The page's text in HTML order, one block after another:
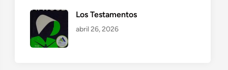
Los Testamentos
abril 26, 2026